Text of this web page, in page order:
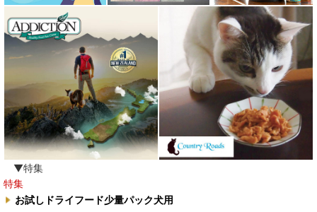
ワイルドランド Wildes Land
わんぽうやく
ナチュラル重曹 アイテム合同会社
水素シリーズ
臭わない袋BOS
自然流
▼特集
特集
お試しドライフード少量パック犬用